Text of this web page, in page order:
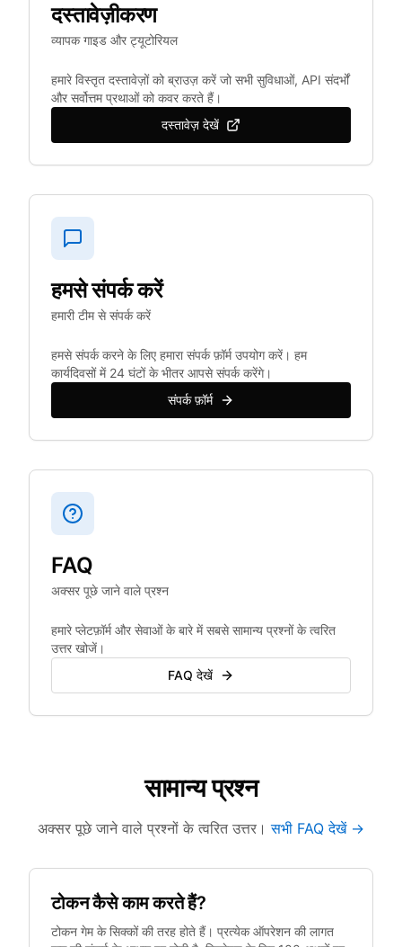
दस्तावेज़ीकरण
व्यापक गाइड और ट्यूटोरियल
हमारे विस्तृत दस्तावेज़ों को ब्राउज़ करें जो सभी सुविधाओं, API संदर्भों
और सर्वोत्तम प्रथाओं को कवर करते हैं।
दस्तावेज़ देखें
हमसे संपर्क करें
हमारी टीम से संपर्क करें
हमसे संपर्क करने के लिए हमारा संपर्क फ़ॉर्म उपयोग करें। हम
कार्यदिवसों में 24 घंटों के भीतर आपसे संपर्क करेंगे।
संपर्क फ़ॉर्म
FAQ
अक्सर पूछे जाने वाले प्रश्न
हमारे प्लेटफ़ॉर्म और सेवाओं के बारे में सबसे सामान्य प्रश्नों के त्वरित
उत्तर खोजें।
FAQ देखें
सामान्य प्रश्न
अक्सर पूछे जाने वाले प्रश्नों के त्वरित उत्तर। सभी FAQ देखें →
टोकन कैसे काम करते हैं?
टोकन गेम के सिक्कों की तरह होते हैं। प्रत्येक ऑपरेशन की लागत